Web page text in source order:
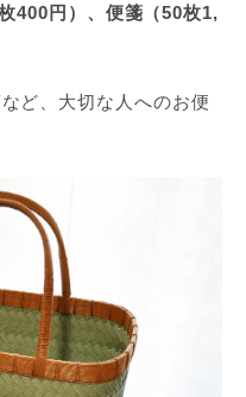
400円）、便箋（50枚1,
ど、大切な人へのお便